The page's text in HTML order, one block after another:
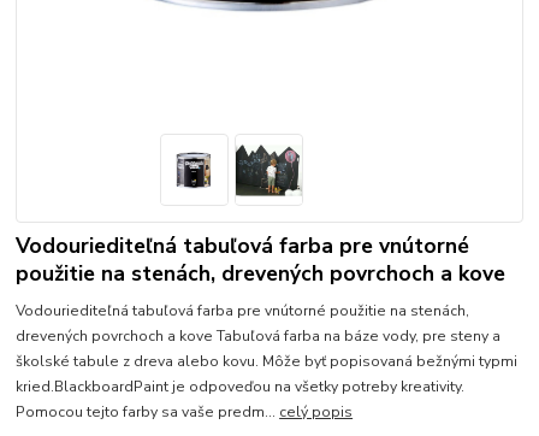
Vodouriediteľná tabuľová farba pre vnútorné
použitie na stenách, drevených povrchoch a kove
Vodouriediteľná tabuľová farba pre vnútorné použitie na stenách,
drevených povrchoch a kove Tabuľová farba na báze vody, pre steny a
školské tabule z dreva alebo kovu. Môže byť popisovaná bežnými typmi
kried.BlackboardPaint je odpoveďou na všetky potreby kreativity.
Pomocou tejto farby sa vaše predm... celý popis